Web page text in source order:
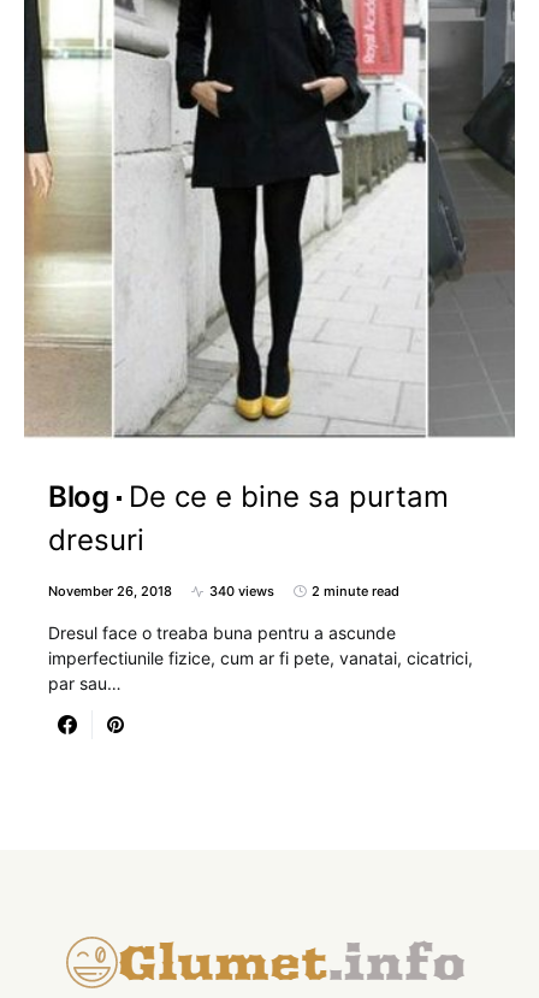
Blog
De ce e bine sa purtam
dresuri
November 26, 2018 340 views 2 minute read
Dresul face o treaba buna pentru a ascunde
imperfectiunile fizice, cum ar fi pete, vanatai, cicatrici,
par sau…